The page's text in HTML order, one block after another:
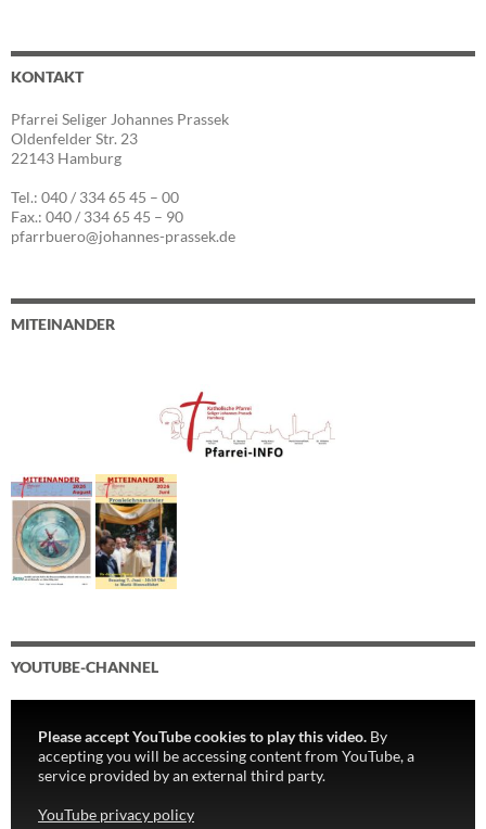
KONTAKT
Pfarrei Seliger Johannes Prassek
Oldenfelder Str. 23
22143 Hamburg
Tel.: 040 / 334 65 45 – 00
Fax.: 040 / 334 65 45 – 90
pfarrbuero@johannes-prassek.de
MITEINANDER
YOUTUBE-CHANNEL
Please accept YouTube cookies to play this video. By
accepting you will be accessing content from YouTube, a
service provided by an external third party.
YouTube privacy policy